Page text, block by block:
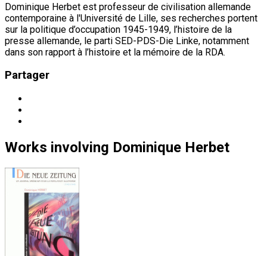
Dominique Herbet est professeur de civilisation allemande
contemporaine à l'Université de Lille, ses recherches portent
sur la politique d’occupation 1945-1949, l’histoire de la
presse allemande, le parti SED-PDS-Die Linke, notamment
dans son rapport à l’histoire et la mémoire de la RDA.
Partager
Works involving Dominique Herbet